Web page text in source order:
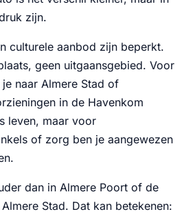
zijn.
culturele aanbod zijn beperkt.
geen uitgaansgebied. Voor
naar Almere Stad of
in de Havenkom
leven, maar voor
of zorg ben je aangewezen
dan in Almere Poort of de
Stad. Dat kan betekenen: